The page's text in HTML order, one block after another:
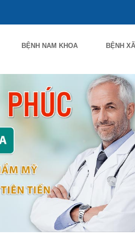
BỆNH NAM KHOA BỆNH